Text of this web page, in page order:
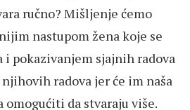
ručno? Mišljenje ćemo
nastupom žena koje se
i pokazivanjem sjajnih radova
radova jer će im naša
da stvaraju više.